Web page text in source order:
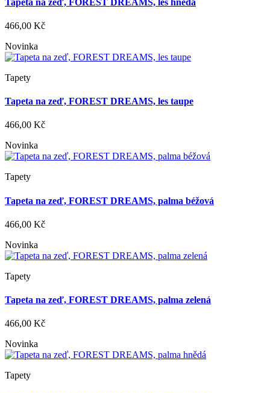
466,00 Kč
Novinka
Tapety
Tapeta na zeď, FOREST DREAMS, les taupe
466,00 Kč
Novinka
Tapety
Tapeta na zeď, FOREST DREAMS, palma béžová
466,00 Kč
Novinka
Tapety
Tapeta na zeď, FOREST DREAMS, palma zelená
466,00 Kč
Novinka
Tapety